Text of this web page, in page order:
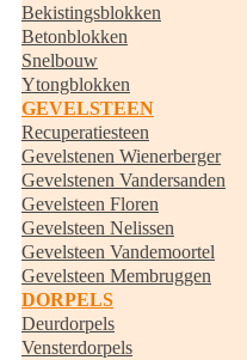
Bekistingsblokken
Betonblokken
Snelbouw
Ytongblokken
GEVELSTEEN
Recuperatiesteen
Gevelstenen Wienerberger
Gevelstenen Vandersanden
Gevelsteen Floren
Gevelsteen Nelissen
Gevelsteen Vandemoortel
Gevelsteen Membruggen
DORPELS
Deurdorpels
Vensterdorpels